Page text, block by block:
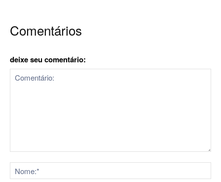
Comentários
deixe seu comentário: